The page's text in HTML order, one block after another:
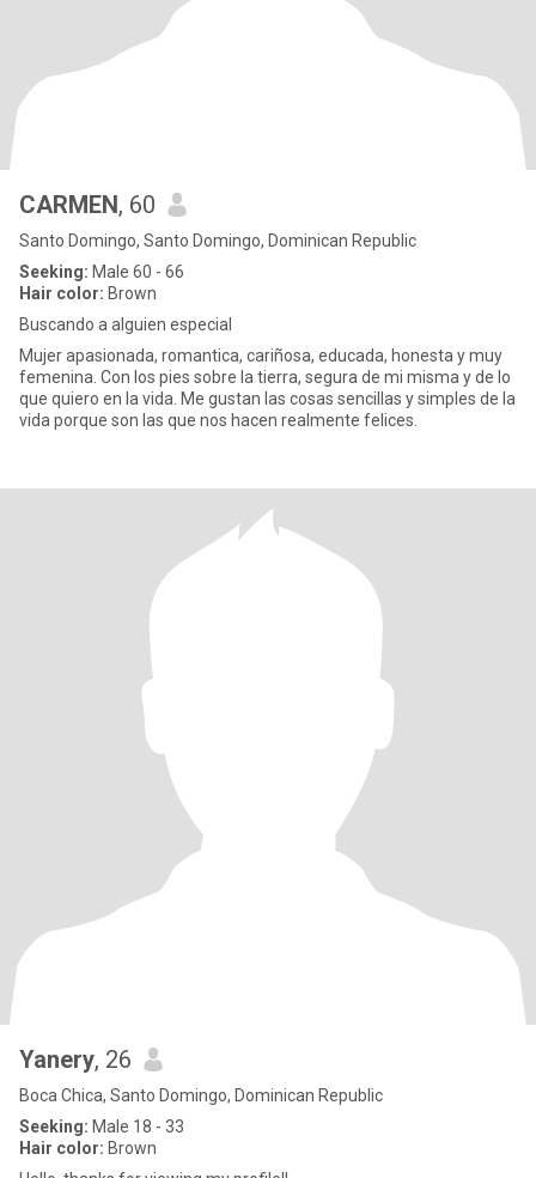
CARMEN, 60
Santo Domingo, Santo Domingo, Dominican Republic
Seeking: Male 60 - 66
Hair color: Brown
Buscando a alguien especial
Mujer apasionada, romantica, cariñosa, educada, honesta y muy
femenina. Con los pies sobre la tierra, segura de mi misma y de lo
que quiero en la vida. Me gustan las cosas sencillas y simples de la
vida porque son las que nos hacen realmente felices.
Yanery, 26
Boca Chica, Santo Domingo, Dominican Republic
Seeking: Male 18 - 33
Hair color: Brown